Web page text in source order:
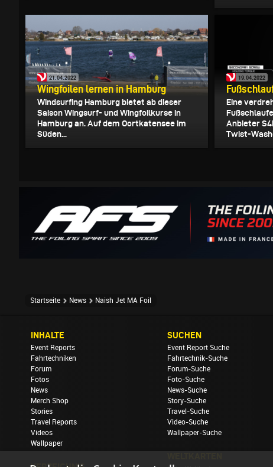
21.04.2022
Wingfoilen lernen in Hamburg
Windsurfing Hamburg bietet ab dieser
Saison Wingsurf- und Wingfoilkurse in
Hamburg an. Auf dem Oortkatensee im
Süden...
19.04.2022
Eine
Anbieter
Twist-
Startseite News Naish Jet MA Foil
INHALTE
Event Reports
Fahrtechniken
Forum
Fotos
News
Merch Shop
Stories
Travel Reports
Videos
Wallpaper
SUCHEN
Event Report Suche
Fahrtechnik-Suche
Forum-Suche
Foto-Suche
News-Suche
Story-Suche
Travel-Suche
Video-Suche
Wallpaper-Suche